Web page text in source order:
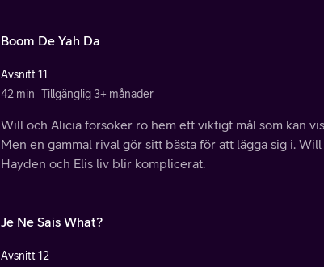
Boom De Yah Da
Avsnitt 11
42 min Tillgänglig 3+ månader
Will och Alicia försöker ro hem ett viktigt mål som kan
Men en gammal rival gör sitt bästa för att lägga sig i.
Hayden och Elis liv blir komplicerat.
Je Ne Sais What?
Avsnitt 12